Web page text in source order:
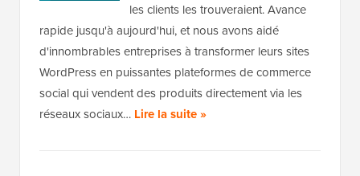
les clients les trouveraient. Avance
rapide jusqu'à aujourd'hui, et nous avons aidé
d'innombrables entreprises à transformer leurs sites
WordPress en puissantes plateformes de commerce
social qui vendent des produits directement via les
réseaux sociaux… Lire la suite »